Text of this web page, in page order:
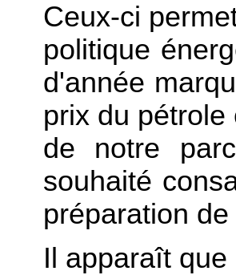
Ceux-ci
politique
d'année
prix du
de notre
souhaité
préparation
Il apparaît